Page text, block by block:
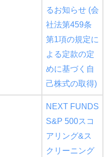
るお知らせ (会
社法第459条
第1項の規定に
よる定款の定
めに基づく自
己株式の取得)
NEXT FUNDS
S&P 500スコ
アリング&ス
クリーニング